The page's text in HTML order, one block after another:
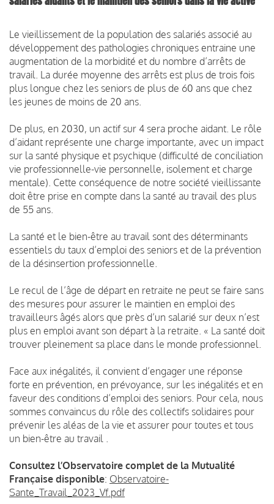
Le vieillissement de la population des salariés associé au
développement des pathologies chroniques entraine une
augmentation de la morbidité et du nombre d’arrêts de
travail. La durée moyenne des arrêts est plus de trois fois
plus longue chez les seniors de plus de 60 ans que chez
les jeunes de moins de 20 ans.
De plus, en 2030, un actif sur 4 sera proche aidant. Le rôle
d’aidant représente une charge importante, avec un impact
sur la santé physique et psychique (difficulté de conciliation
vie professionnelle-vie personnelle, isolement et charge
mentale). Cette conséquence de notre société vieillissante
doit être prise en compte dans la santé au travail des plus
de 55 ans.
La santé et le bien-être au travail sont des déterminants
essentiels du taux d’emploi des seniors et de la prévention
de la désinsertion professionnelle.
Le recul de l’âge de départ en retraite ne peut se faire sans
des mesures pour assurer le maintien en emploi des
travailleurs âgés alors que près d’un salarié sur deux n’est
plus en emploi avant son départ à la retraite. « La santé doit
trouver pleinement sa place dans le monde professionnel.
Face aux inégalités, il convient d’engager une réponse
forte en prévention, en prévoyance, sur les inégalités et en
faveur des conditions d’emploi des seniors. Pour cela, nous
sommes convaincus du rôle des collectifs solidaires pour
prévenir les aléas de la vie et assurer pour toutes et tous
un bien-être au travail .
Consultez l’Observatoire complet de la Mutualité
Française disponible: Observatoire-
Sante_Travail_2023_Vf.pdf